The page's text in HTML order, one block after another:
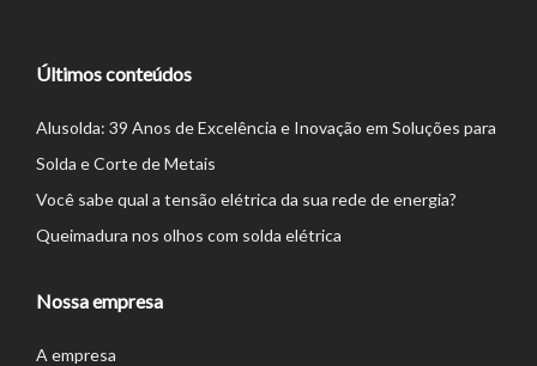
Últimos conteúdos
Alusolda: 39 Anos de Excelência e Inovação em Soluções para
Solda e Corte de Metais
Você sabe qual a tensão elétrica da sua rede de energia?
Queimadura nos olhos com solda elétrica
Nossa empresa
A empresa